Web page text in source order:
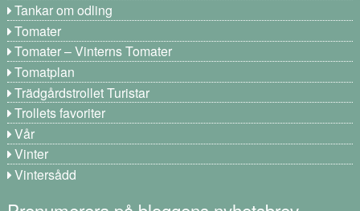
Tankar om odling
Tomater
Tomater – Vinterns Tomater
Tomatplan
Trädgårdstrollet Turistar
Trollets favoriter
Vår
Vinter
Vintersådd